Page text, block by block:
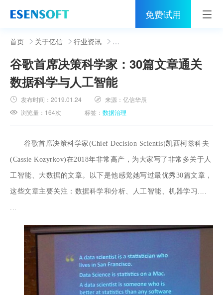
免费试用
首页
睿治
解决方案
伙伴
社区
关于亿信
首页 关于亿信 行业资讯
谷歌首席决策科学家：30篇文章通关
数据科学与人工智能
发布时间：2019.01.24 来源：亿信华辰
浏览量： 164次 标签：数据治理
谷歌首席决策科学家(Chief Decision Scientis)凯西柯兹科夫
(Cassie Kozyrkov)在2018年非常高产，为大家写了非常多关于人
工智能、 大数据的文章。以下是他感觉她写过最优秀30篇文章，
这些文章主要关注： 数据科学和分析、人工智能、机器学习....
...